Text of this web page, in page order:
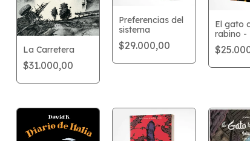
La Carretera
$31.000,00
Preferencias del
sistema
$29.000,00
El gato
rabino -
vol. 1